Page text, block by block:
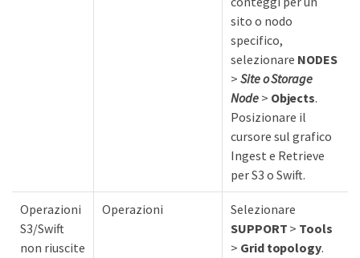
sito o nodo
specifico,
selezionare NODES
> Site o Storage
Node> Objects.
Posizionare il
cursore sul grafico
Ingest e Retrieve
per S3 o Swift.
Operazioni
S3/Swift
non riuscite
Operazioni
Selezionare
SUPPORT > Tools
> Grid topology.